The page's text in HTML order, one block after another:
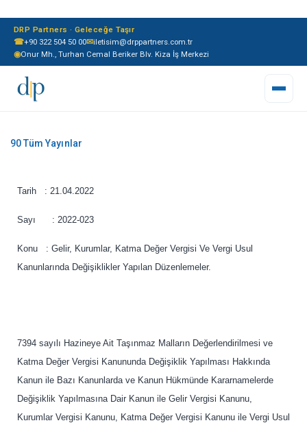
☎+90 322 504 50 00✉iletisim@drppartners.com.tr
◉Onur Mh., Turhan Cemal Beriker Blv. Kiza İş Merkezi
DRP Partners · Geleceğe Taşır
Tarih : 21.04.2022
Sayı : 2022-023
Konu : Gelir, Kurumlar, Katma Değer Vergisi Ve Vergi Usul
Kanunlarında Değişiklikler Yapılan Düzenlemeler.
7394 sayılı Hazineye Ait Taşınmaz Malların Değerlendirilmesi ve
Katma Değer Vergisi Kanununda Değişiklik Yapılması Hakkında
Kanun ile Bazı Kanunlarda ve Kanun Hükmünde Kararnamelerde
Değişiklik Yapılmasına Dair Kanun ile Gelir Vergisi Kanunu,
Kurumlar Vergisi Kanunu, Katma Değer Vergisi Kanunu ile Vergi Usul